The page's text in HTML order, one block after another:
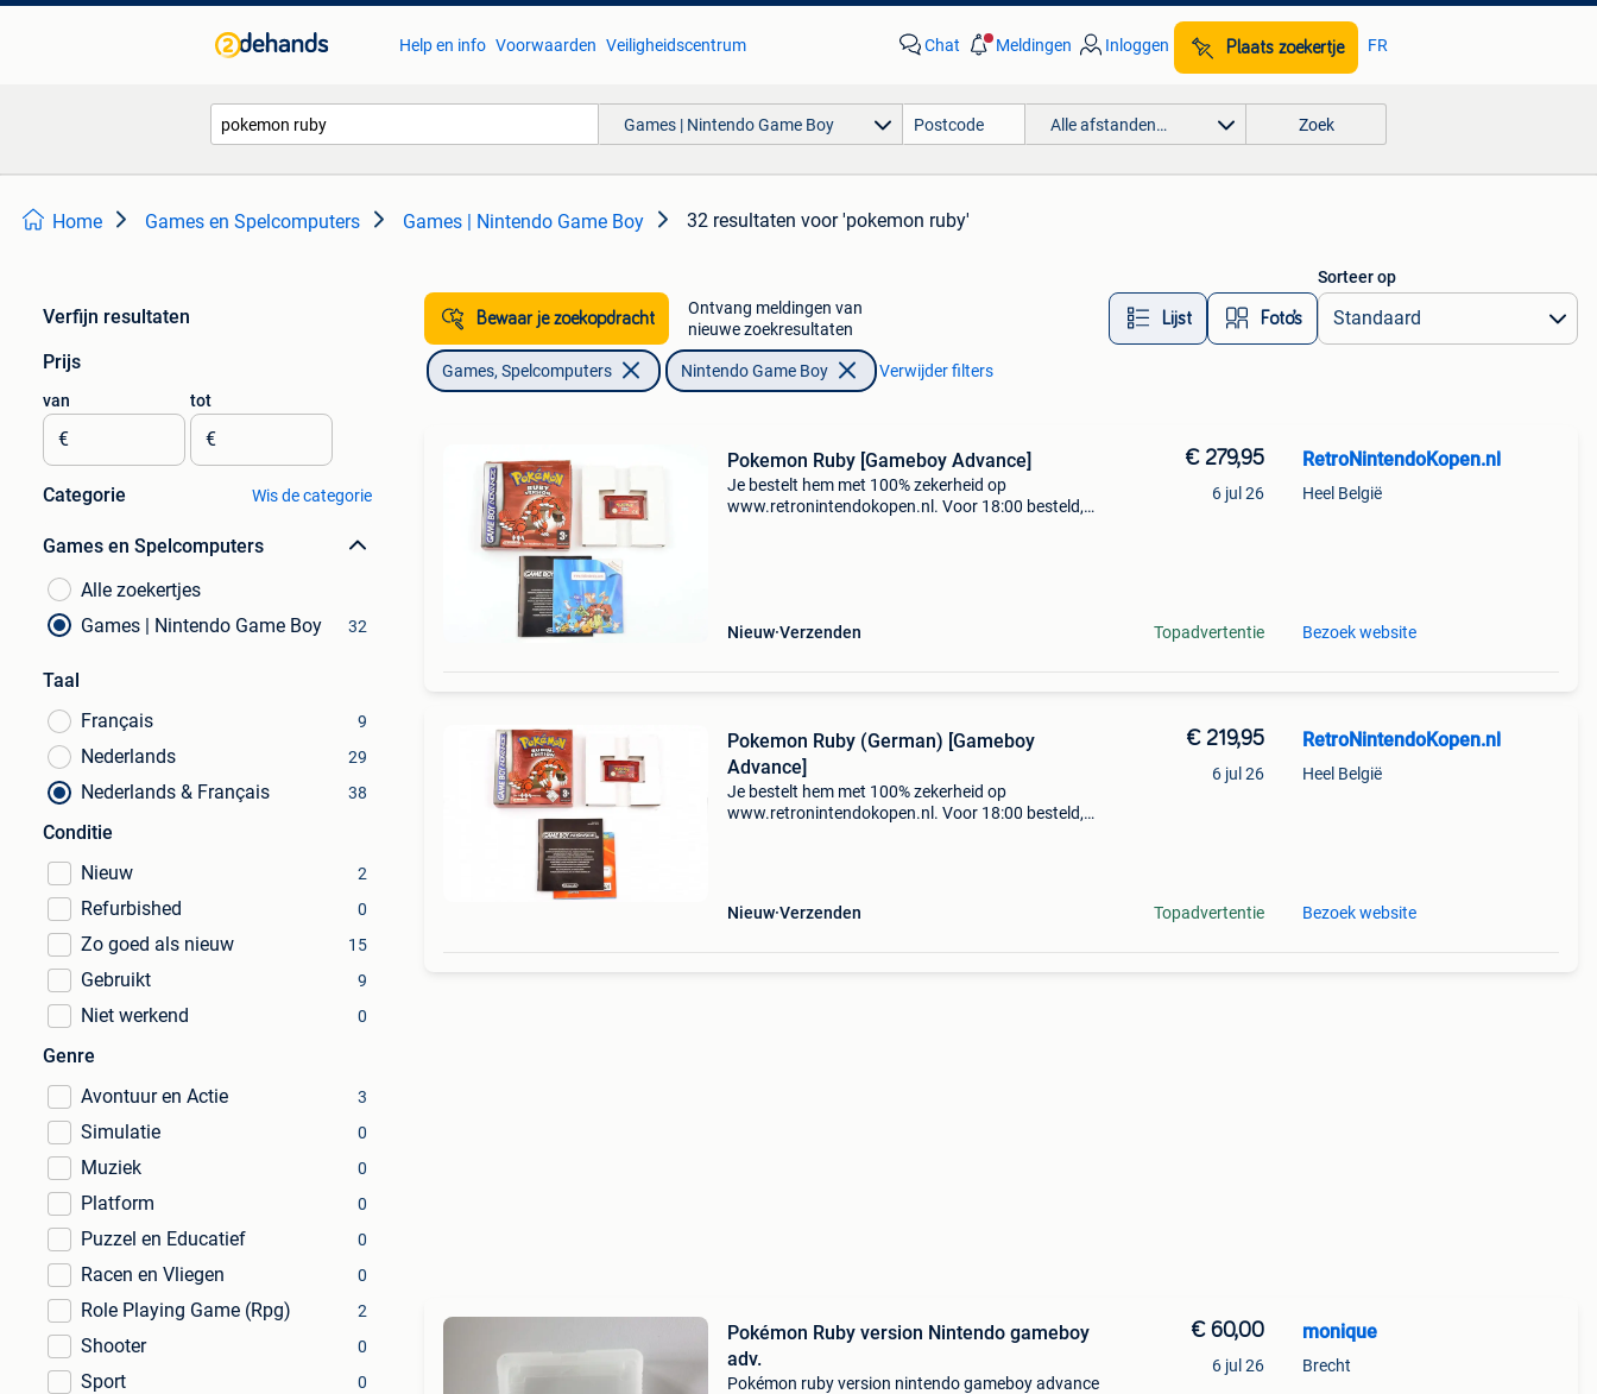
Help en info Voorwaarden Veiligheidscentrum Chat Meldingen Inloggen Plaats zoekertje FR
Games | Nintendo Game Boy Alle afstanden… Zoek
Home Games en Spelcomputers Games | Nintendo Game Boy 32 resultaten voor 'pokemon ruby'
Verfijn resultaten
Prijs
van
€
tot
€
Categorie Wis de categorie
Games en Spelcomputers
Alle zoekertjes
Games | Nintendo Game Boy
32
Taal
Français
9
Nederlands 29
Nederlands & Français 38
Conditie
Nieuw
2
Refurbished 0
Zo goed als nieuw 15
Gebruikt 9
Niet werkend 0
Genre
Avontuur en Actie
3
Simulatie 0
Muziek 0
Platform 0
Puzzel en Educatief 0
Racen en Vliegen 0
Role Playing Game (Rpg) 2
Shooter 0
Sport 0
Bewaar je zoekopdracht
Ontvang meldingen van
nieuwe zoekresultaten
Lijst Foto’s
Sorteer op
Games, Spelcomputers Nintendo Game Boy Verwijder filters
Pokemon Ruby [Gameboy Advance]
Je bestelt hem met 100% zekerheid op
www.retronintendokopen.nl. Voor 18:00 besteld,
Nieuw Verzenden
€ 279,95
6 jul 26
Topadvertentie
RetroNintendoKopen.nl
Heel België
Bezoek website
Pokemon Ruby (German) [Gameboy
Advance]
Je bestelt hem met 100% zekerheid op
www.retronintendokopen.nl. Voor 18:00 besteld,
Nieuw Verzenden
€ 219,95
6 jul 26
Topadvertentie
RetroNintendoKopen.nl
Heel België
Bezoek website
Pokémon Ruby version Nintendo gameboy
adv.
Pokémon ruby version nintendo gameboy advance
€ 60,00
6 jul 26
monique
Brecht